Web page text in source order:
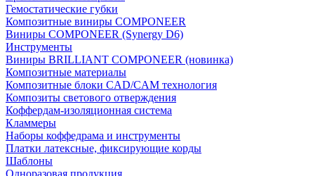
Гемостатические губки
Композитные виниры COMPONEER
Виниры COMPONEER (Synergy D6)
Инструменты
Виниры BRILLIANT COMPONEER (новинка)
Композитные материалы
Композитные блоки CAD/СAM технология
Композиты светового отверждения
Коффердам-изоляционная система
Кламмеры
Наборы коффедрама и инструменты
Платки латексные, фиксирующие корды
Шаблоны
Одноразовая продукция